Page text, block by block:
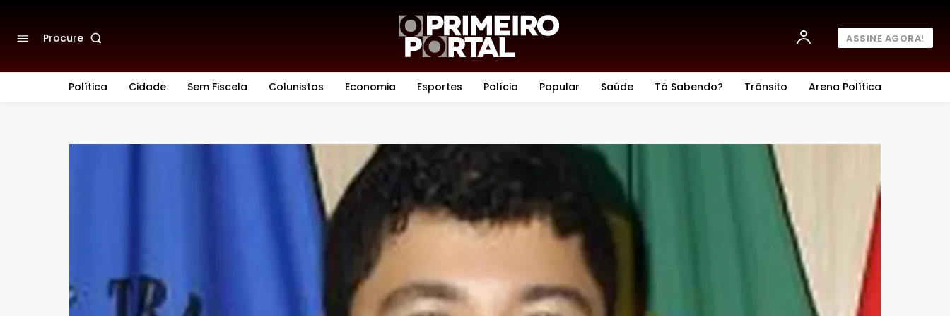
Procure ASSINE AGORA!
Política Cidade Sem Fiscela Colunistas Economia Esportes Polícia Popular Saúde Tá Sabendo? Trânsito Arena Política